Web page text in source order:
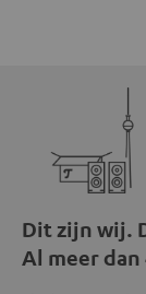
Dit zijn wij.
Al meer dan